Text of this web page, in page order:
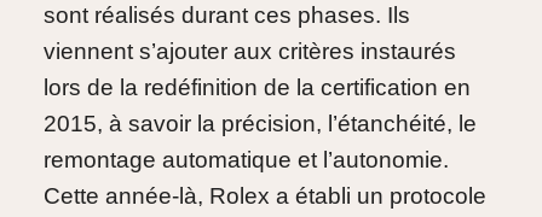
sont réalisés durant ces phases. Ils
viennent s’ajouter aux critères instaurés
lors de la redéfinition de la certification en
2015, à savoir la précision, l’étanchéité, le
remontage automatique et l’autonomie.
Cette année-là, Rolex a établi un protocole